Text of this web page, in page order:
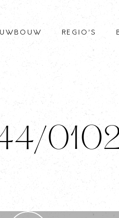
REGIO’S